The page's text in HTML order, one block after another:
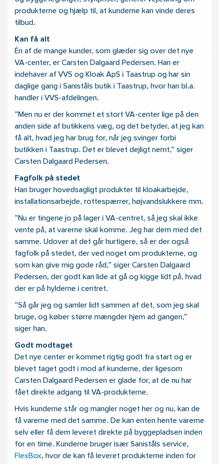
produkterne og hjælp til, at kunderne kan vinde deres
tilbud.
Kan få alt
Én af de mange kunder, som glæder sig over det nye
VA-center, er Carsten Dalgaard Pedersen. Han er
indehaver af VVS og Kloak ApS i Taastrup og har sin
daglige gang i Saniståls butik i Taastrup, hvor han bl.a.
handler i VVS-afdelingen.
”Men nu er der kommet et stort VA-center lige på den
anden side af butikkens væg, og det betyder, at jeg kan
få alt, hvad jeg har brug for, når jeg svinger forbi
butikken i Taastrup. Det er blevet dejligt nemt,” siger
Carsten Dalgaard Pedersen.
Fagfolk på stedet
Han bruger hovedsagligt produkter til kloakarbejde,
installationsarbejde, rottespærrer, højvandslukkere mm.
”Nu er tingene jo på lager i VA-centret, så jeg skal ikke
vente på, at varerne skal komme. Jeg har dem med det
samme. Udover at det går hurtigere, så er der også
fagfolk på stedet, der ved noget om produkterne, og
som kan give mig gode råd,” siger Carsten Dalgaard
Pedersen, der godt kan lide at gå og kigge lidt på, hvad
der er på hylderne i centret.
”Så går jeg og samler lidt sammen af det, som jeg skal
bruge, og køber større mængder hjem ad gangen,”
siger han.
Godt modtaget
Det nye center er kommet rigtig godt fra start og er
blevet taget godt i mod af kunderne, der ligesom
Carsten Dalgaard Pedersen er glade for, at de nu har
fået direkte adgang til VA-produkterne.
Hvis kunderne står og mangler noget her og nu, kan de
få varerne med det samme. De kan enten hente varerne
selv eller få dem leveret direkte på byggepladsen inden
for en time. Kunderne bruger især Saniståls service,
FlexBox, hvor de kan få leveret produkterne inden for